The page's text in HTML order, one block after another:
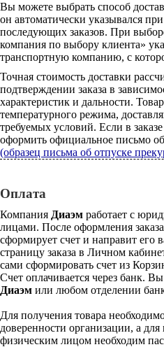
Вы можете выбрать способ
он автоматически указывался
последующих заказов. При
компания по выбору клиента»
транспортную компанию, с
Точная стоимость доставки
подтверждении заказа в
характеристик и дальности.
температурного режима,
требуемых условий. Если в
оформить официальное письмо
(образец письма об отпуске
Оплата
Компания Диаэм работает с
лицами. После оформления
сформирует счет и направит его
страницу заказа в Личном
сами сформировать счет из
Счет оплачивается через банк.
Диаэм или любом отделении
Для получения товара
доверенности организации, а
физическим лицом необходим